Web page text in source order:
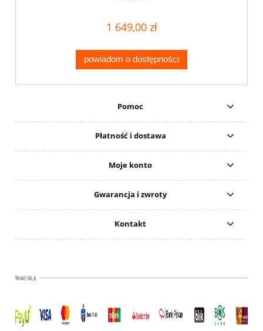
1 649,00 zł
powiadom o dostępności
Pomoc
Płatność i dostawa
Moje konto
Gwarancja i zwroty
Kontakt